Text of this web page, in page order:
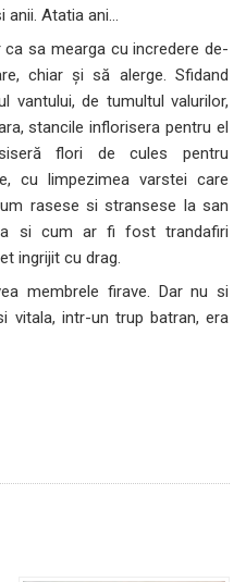
anii. Atatia ani…
sa mearga cu incredere de-
chiar şi să alerge. Sfidand
vantului, de tumultul valurilor,
stancile inflorisera pentru el
flori de cules pentru
cu limpezimea varstei care
rasese si stransese la san
si cum ar fi fost trandafiri
ingrijit cu drag.
membrele firave. Dar nu si
vitala, intr-un trup batran, era